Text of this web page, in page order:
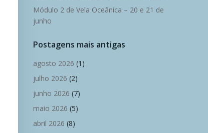
Módulo 2 de Vela Oceânica – 20 e 21 de
junho
Postagens mais antigas
agosto 2026 (1)
julho 2026 (2)
junho 2026 (7)
maio 2026 (5)
abril 2026 (8)